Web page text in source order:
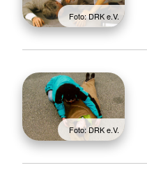
Foto: DRK e.V.
Foto: DRK e.V.